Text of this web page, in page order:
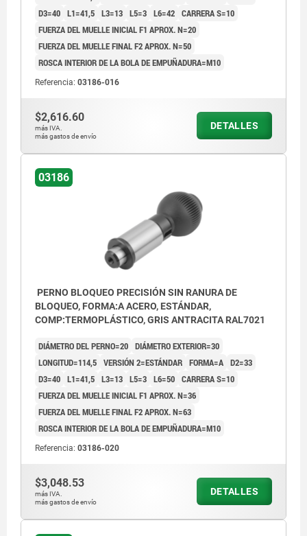
D3=40 L1=41,5 L3=13 L5=3 L6=42 CARRERA S=10
FUERZA DEL MUELLE INICIAL F1 APROX. N=20
FUERZA DEL MUELLE FINAL F2 APROX. N=50
ROSCA INTERIOR DE LA BOLA DE EMPUÑADURA=M10
Referencia: 03186-016
$2,616.60
más IVA.
más gastos de envío
DETALLES
03186
PERNO BLOQUEO PRECISIÓN SIN RANURA DE
BLOQUEO, FORMA:A ACERO, ESTÁNDAR,
COMP:TERMOPLÁSTICO, GRIS ANTRACITA RAL7021
DIÁMETRO DEL PERNO=20 DIÁMETRO EXTERIOR=30
LONGITUD=114,5 VERSIÓN 2=ESTÁNDAR FORMA=A D2=33
D3=40 L1=41,5 L3=13 L5=3 L6=50 CARRERA S=10
FUERZA DEL MUELLE INICIAL F1 APROX. N=36
FUERZA DEL MUELLE FINAL F2 APROX. N=63
ROSCA INTERIOR DE LA BOLA DE EMPUÑADURA=M10
Referencia: 03186-020
$3,048.53
más IVA.
más gastos de envío
DETALLES